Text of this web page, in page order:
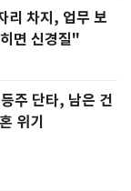
리 차지, 업무 보
면 신경질"
주 단타, 남은 건
위기